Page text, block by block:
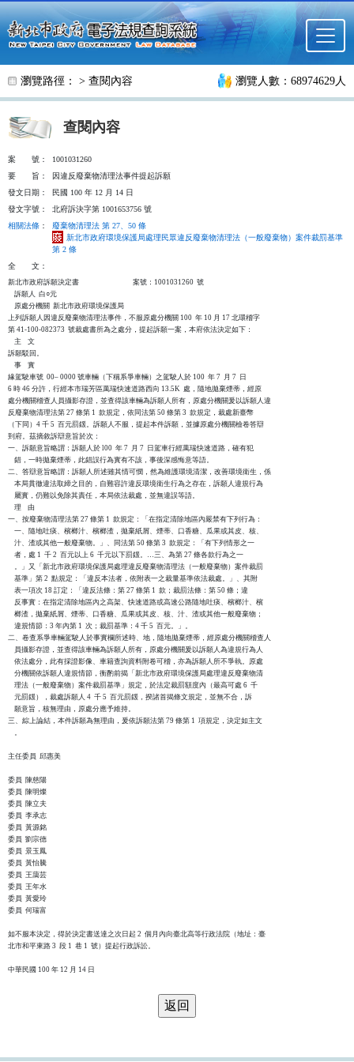
跳至主要內容
瀏覽路徑： > 查閱內容 瀏覽人數：68974629人
查閱內容
案 號：
1001031260
要
旨：
因違反廢棄物清理法事件提起訴願
發文日期：
民國 100 年 12 月 14 日
發文字號：
北府訴決字第 1001653756 號
相關法條 ：
廢棄物清理法 第 27、50 條
新北市政府環境保護局處理民眾違反廢棄物清理法（一般廢棄物）案件裁罰基準
第 2 條
全
文：
新北市政府訴願決定書                                  案號：1001031260  號
    訴願人  白○元
    原處分機關  新北市政府環境保護局
上列訴願人因違反廢棄物清理法事件，不服原處分機關 100  年 10 月 17 北環稽字
第 41-100-082373  號裁處書所為之處分，提起訴願一案，本府依法決定如下：
    主    文
訴願駁回。
    事    實
緣駕駛車號  00– 0000 號車輛（下稱系爭車輛）之駕駛人於 100  年 7  月 7  日
6 時 46 分許，行經本市瑞芳區萬瑞快速道路西向 13.5K  處，隨地拋棄煙蒂，經原
處分機關稽查人員攝影存證，並查得該車輛為訴願人所有，原處分機關爰以訴願人違
反廢棄物清理法第 27 條第 1  款規定，依同法第 50 條第 3  款規定，裁處新臺幣
（下同）4 千 5  百元罰鍰。訴願人不服，提起本件訴願，並據原處分機關檢卷答辯
到府。茲摘敘訴辯意旨於次：
一、訴願意旨略謂：訴願人於 l00  年 7  月 7  日駕車行經萬瑞快速道路，確有犯
    錯，一時拋棄煙蒂，此錯誤行為實有不該，事後深感悔意等語。
二、答辯意旨略謂：訴願人所述雖其情可憫，然為維護環境清潔，改善環境衛生，係
    本局貫徹違法取締之目的，自難容許違反環境衛生行為之存在，訴願人違規行為
    屬實，仍難以免除其責任，本局依法裁處，並無違誤等語。
    理    由
一、按廢棄物清理法第 27 條第 1  款規定：「在指定清除地區內嚴禁有下列行為：
    一、隨地吐痰、檳榔汁、檳榔渣，拋棄紙屑、煙蒂、口香糖、瓜果或其皮、核、
    汁、渣或其他一般廢棄物。」、同法第 50 條第 3  款規定：「有下列情形之一
    者，處 1  千 2  百元以上 6  千元以下罰鍰。…三、為第 27 條各款行為之一
    。」又「新北市政府環境保護局處理違反廢棄物清理法（一般廢棄物）案件裁罰
    基準」第 2  點規定：「違反本法者，依附表一之裁量基準依法裁處。」、其附
    表一項次 18 訂定：「違反法條：第 27 條第 1  款；裁罰法條：第 50 條；違
    反事實：在指定清除地區內之高架、快速道路或高速公路隨地吐痰、檳榔汁、檳
    榔渣，拋棄紙屑、煙蒂、口香糖、瓜果或其皮、核、汁、渣或其他一般廢棄物；
    違規情節：3 年內第 1  次；裁罰基準：4 千 5  百元。」。
二、卷查系爭車輛駕駛人於事實欄所述時、地，隨地拋棄煙蒂，經原處分機關稽查人
    員攝影存證，並查得該車輛為訴願人所有，原處分機關爰以訴願人為違規行為人
    依法處分，此有採證影像、車籍查詢資料附卷可稽，亦為訴願人所不爭執。原處
    分機關依訴願人違規情節，衡酌前揭「新北市政府環境保護局處理違反廢棄物清
    理法（一般廢棄物）案件裁罰基準」規定，於法定裁罰額度內（最高可處 6  千
    元罰鍰），裁處訴願人 4  千 5  百元罰鍰，揆諸首揭條文規定，並無不合，訴
    願意旨，核無理由，原處分應予維持。
三、綜上論結，本件訴願為無理由，爰依訴願法第 79 條第 1  項規定，決定如主文
    。
主任委員  邱惠美
委員  陳慈陽
委員  陳明燦
委員  陳立夫
委員  李承志
委員  黃源銘
委員  劉宗德
委員  景玉鳳
委員  黃怡騰
委員  王藹芸
委員  王年水
委員  黃愛玲
委員  何瑞富
如不服本決定，得於決定書送達之次日起 2  個月內向臺北高等行政法院（地址：臺
北市和平東路 3  段 1  巷 1  號）提起行政訴訟。